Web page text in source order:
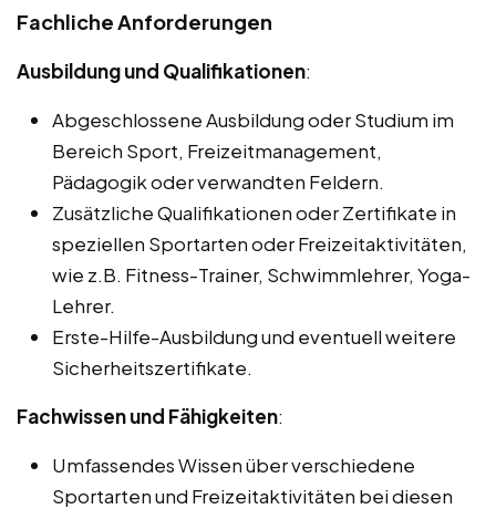
Fachliche Anforderungen
Ausbildung und Qualifikationen:
Abgeschlossene Ausbildung oder Studium im
Bereich Sport, Freizeitmanagement,
Pädagogik oder verwandten Feldern.
Zusätzliche Qualifikationen oder Zertifikate in
speziellen Sportarten oder Freizeitaktivitäten,
wie z.B. Fitness-Trainer, Schwimmlehrer, Yoga-
Lehrer.
Erste-Hilfe-Ausbildung und eventuell weitere
Sicherheitszertifikate.
Fachwissen und Fähigkeiten:
Umfassendes Wissen über verschiedene
Sportarten und Freizeitaktivitäten bei diesen